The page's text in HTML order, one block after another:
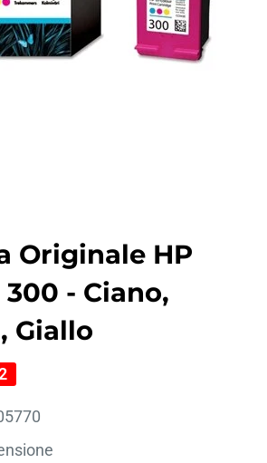
Originale HP
300 - Ciano,
Giallo